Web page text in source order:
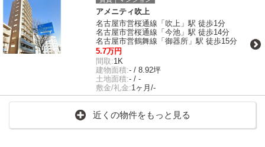
アメニティ吹上
名古屋市営桜通線「吹上」駅 徒歩1分
名古屋市営桜通線「今池」駅 徒歩14分
名古屋市営鶴舞線「御器所」駅 徒歩15分
5.7万円
間取:1K
建物面積:- / 8.92坪
土地面積:- / -
敷金/礼金:1ヶ月/-
近くの物件をもっと見る